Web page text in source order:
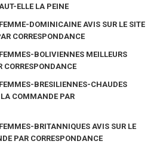
ELLE LA PEINE
DOMINICAINE AVIS SUR LE SITE
CORRESPONDANCE
BOLIVIENNES MEILLEURS
CORRESPONDANCE
BRESILIENNES-CHAUDES
LA COMMANDE PAR
BRITANNIQUES AVIS SUR LE
PAR CORRESPONDANCE